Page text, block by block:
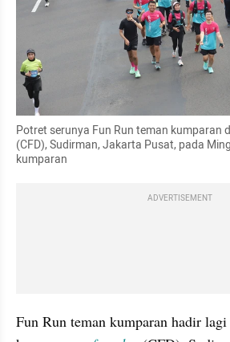
Potret serunya Fun Run teman kumparan
(CFD), Sudirman, Jakarta Pusat, pada
kumparan
ADVERTISEMENT
Fun Run teman kumparan hadir